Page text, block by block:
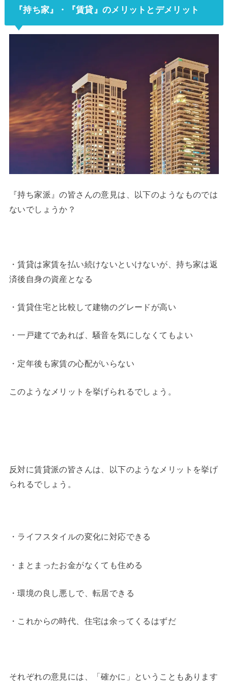
『持ち家』・『賃貸』のメリットとデメリット
『持ち家派』の皆さんの意見は、以下のようなものでは
ないでしょうか？
・賃貸は家賃を払い続けないといけないが、持ち家は返
済後自身の資産となる
・賃貸住宅と比較して建物のグレードが高い
・一戸建てであれば、騒音を気にしなくてもよい
・定年後も家賃の心配がいらない
このようなメリットを挙げられるでしょう。
反対に賃貸派の皆さんは、以下のようなメリットを挙げ
られるでしょう。
・ライフスタイルの変化に対応できる
・まとまったお金がなくても住める
・環境の良し悪しで、転居できる
・これからの時代、住宅は余ってくるはずだ
それぞれの意見には、「確かに」ということもあります